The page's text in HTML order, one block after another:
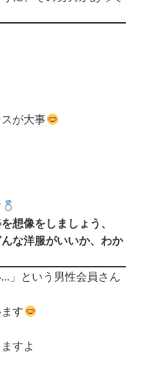
が大事
想像をしましょう、
な洋服がいいか、わか
…」という男性会員さん
す
すよ